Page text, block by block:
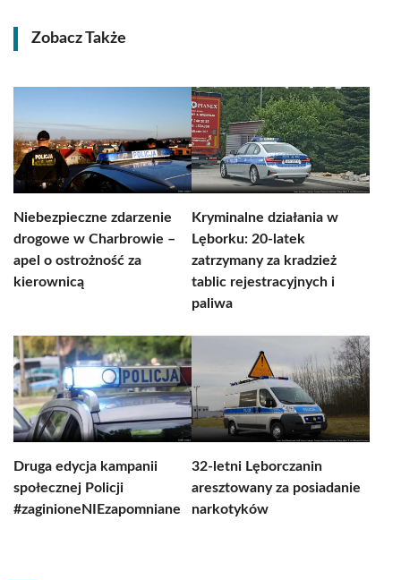
Zobacz Także
Niebezpieczne zdarzenie
drogowe w Charbrowie –
apel o ostrożność za
kierownicą
Kryminalne działania w
Lęborku: 20-latek
zatrzymany za kradzież
tablic rejestracyjnych i
paliwa
Druga edycja kampanii
społecznej Policji
#zaginioneNIEzapomniane
32-letni Lęborczanin
aresztowany za posiadanie
narkotyków